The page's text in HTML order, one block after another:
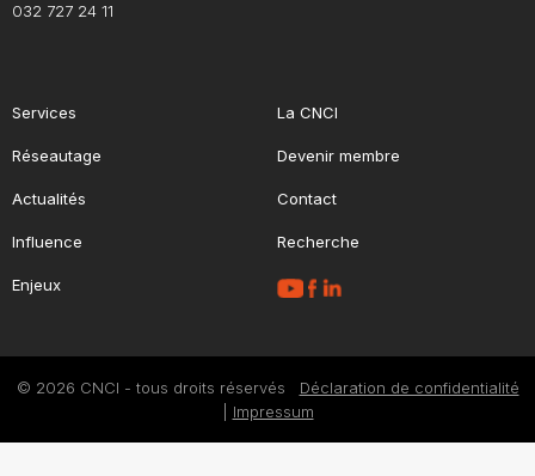
032 727 24 11
Services
Réseautage
Actualités
Influence
Enjeux
La CNCI
Devenir membre
Contact
Recherche
© 2026 CNCI - tous droits réservés Déclaration de confidentialité
Impressum